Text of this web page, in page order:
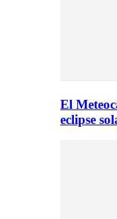
El
eclipse